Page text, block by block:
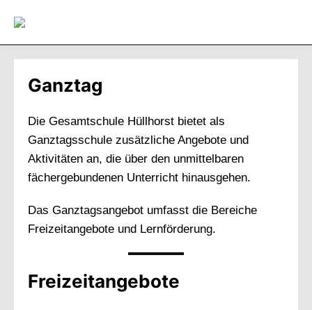
zum
Inhalt
Ganztag
Die Gesamtschule Hüllhorst bietet als
Ganztagsschule zusätzliche Angebote und
Aktivitäten an, die über den unmittelbaren
fächergebundenen Unterricht hinausgehen.
Das Ganztagsangebot umfasst die Bereiche
Freizeitangebote und Lernförderung.
Freizeitangebote